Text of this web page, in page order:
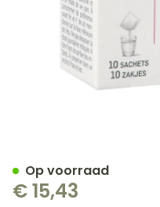
€ 15,43
Op voorraad